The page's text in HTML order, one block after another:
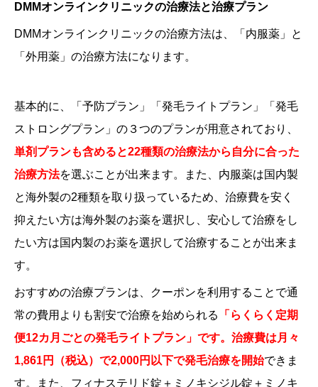
DMMオンラインクリニックの治療法と治療プラン
DMMオンラインクリニックの治療方法は、「内服薬」と
「外用薬」の治療方法になります。
基本的に、「予防プラン」「発毛ライトプラン」「発毛
ストロングプラン」の３つのプランが用意されており、
単剤プランも含めると22種類の治療法から自分に合った
治療方法を選ぶことが出来ます。また、内服薬は国内製
と海外製の2種類を取り扱っているため、治療費を安く
抑えたい方は海外製のお薬を選択し、安心して治療をし
たい方は国内製のお薬を選択して治療することが出来ま
す。
おすすめの治療プランは、クーポンを利用することで通
常の費用よりも割安で治療を始められる
「らくらく定期
便12カ月ごとの発毛ライトプラン」です。治療費は月々
1,861円（税込）で2,000円以下で発毛治療を開始できま
す。また、フィナステリド錠＋ミノキシジル錠＋ミノキ